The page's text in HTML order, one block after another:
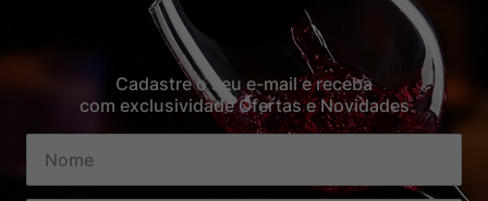
Cadastre o seu e-mail e receba
com exclusividade Ofertas e Novidades